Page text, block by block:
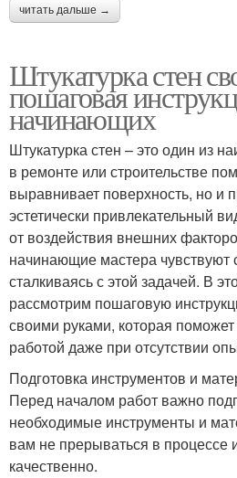
читать дальше →
Штукатурка стен
пошаговая
начинающих
Штукатурка стен – это один из
в ремонте или строительстве
выравнивает поверхность, но и
эстетически привлекательный
от воздействия внешних
начинающие мастера чувствуют
сталкиваясь с этой задачей. В
рассмотрим пошаговую
своими руками, которая
работой даже при отсутствии
Подготовка инструментов и
Перед началом работ важно
необходимые инструменты и
вам не прерываться в процессе
качественно.